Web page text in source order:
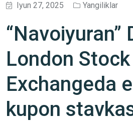
Iyun 27, 2025 Yangiliklar
“Navoiyuran”
London Stock
Exchangeda
kupon